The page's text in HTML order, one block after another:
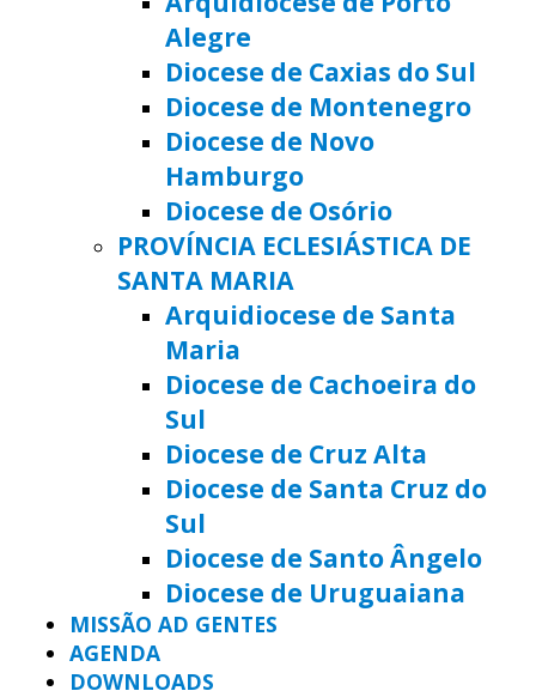
Alegre
Diocese de Caxias do Sul
Diocese de Montenegro
Diocese de Novo
Hamburgo
Diocese de Osório
PROVÍNCIA ECLESIÁSTICA DE
SANTA MARIA
Arquidiocese de Santa
Maria
Diocese de Cachoeira do
Sul
Diocese de Cruz Alta
Diocese de Santa Cruz do
Sul
Diocese de Santo Ângelo
Diocese de Uruguaiana
MISSÃO AD GENTES
AGENDA
DOWNLOADS